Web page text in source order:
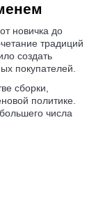
новичка до
традиций
создать
покупателей.
сборки,
политике.
числа